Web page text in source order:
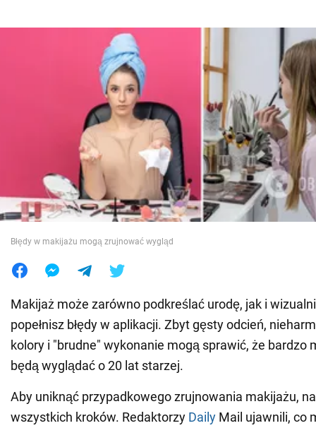
Społeczeństwo
Wojna na Ukrainie
Świat
Jedzenie
Błędy w makijażu mogą zrujnować wygląd
Makijaż może zarówno podkreślać urodę, jak i
popełnisz błędy w aplikacji. Zbyt gęsty odcień,
kolory i "brudne" wykonanie mogą sprawić, że bardzo
będą wyglądać o 20 lat starzej.
Aby uniknąć przypadkowego zrujnowania makijażu,
wszystkich kroków. Redaktorzy Daily Mail ujawnili, co